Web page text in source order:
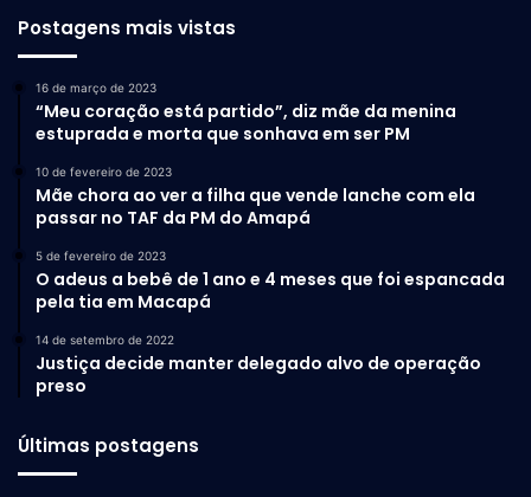
na verdade, ela vai contra os
internacionais”, argumenta.
No tocante, afirma ainda:
“É uma região de altíssimo risco
causarem danos irreparáveis a
Postagens mais vistas
16 de março de 2023
“Meu coração está partido”, diz mãe da menina
estuprada e morta que sonhava em ser PM
10 de fevereiro de 2023
Mãe chora ao ver a filha que vende lanche com ela
passar no TAF da PM do Amapá
5 de fevereiro de 2023
O adeus a bebê de 1 ano e 4 meses que foi espancada
pela tia em Macapá
14 de setembro de 2022
Justiça decide manter delegado alvo de operação
preso
Últimas postagens